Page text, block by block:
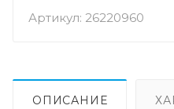
Артикул: 26220960
ОПИСАНИЕ